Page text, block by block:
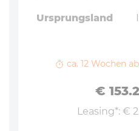
Ursprungsland
ca. 12 Wochen
Preis
€
Leasing*: €